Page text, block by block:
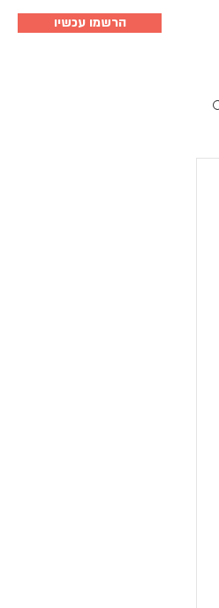
הרשמו עכשיו